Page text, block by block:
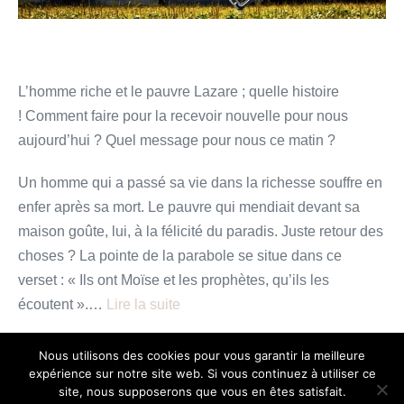
?
L’homme riche et le pauvre Lazare ; quelle histoire
! Comment faire pour la recevoir nouvelle pour nous
aujourd’hui ? Quel message pour nous ce matin ?
Un homme qui a passé sa vie dans la richesse souffre en
enfer après sa mort. Le pauvre qui mendiait devant sa
maison goûte, lui, à la félicité du paradis. Juste retour des
choses ? La pointe de la parabole se situe dans ce
verset : « Ils ont Moïse et les prophètes, qu’ils les
écoutent ».…
Lire la suite
Lire plusLa
vie
chrétienne
:
Nous utilisons des cookies pour vous garantir la meilleure
expérience sur notre site web. Si vous continuez à utiliser ce
site, nous supposerons que vous en êtes satisfait.